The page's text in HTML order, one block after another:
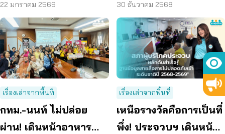
แชมป์ เยียวยา 9.7 ล้าน
22 มกราคม 2569
เปลี่ยนแปลง” สู้ศึกค่ามือ
ถือมหาโหด
30 ธันวาคม 2568
เรื่องเล่าจากพื้นที่
กทม.-นนท์ ไม่ปล่อย
ผ่าน! เดินหน้าอาหาร
เรื่องเล่าจากพื้นที่
เหนือรางวัลคือการเป็นที่
พึ่ง! ประจวบฯ เดินหน้า